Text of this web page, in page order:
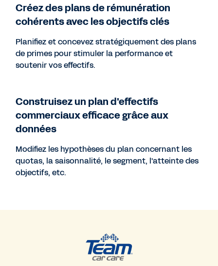
Créez des plans de rémunération
cohérents avec les objectifs clés
Planifiez et concevez stratégiquement des plans
de primes pour stimuler la performance et
soutenir vos effectifs.
Construisez un plan d'effectifs
commerciaux efficace grâce aux
données
Modifiez les hypothèses du plan concernant les
quotas, la saisonnalité, le segment, l'atteinte des
objectifs, etc.